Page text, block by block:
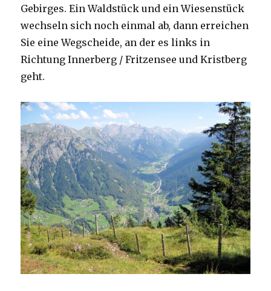
Gebirges. Ein Waldstück und ein Wiesenstück
wechseln sich noch einmal ab, dann erreichen
Sie eine Wegscheide, an der es links in
Richtung Innerberg / Fritzensee und Kristberg
geht.